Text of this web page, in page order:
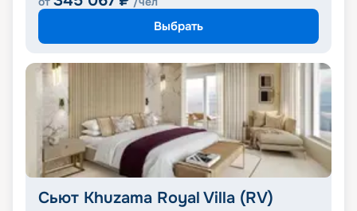
Выбрать
Сьют Khuzama Royal Villa (RV)